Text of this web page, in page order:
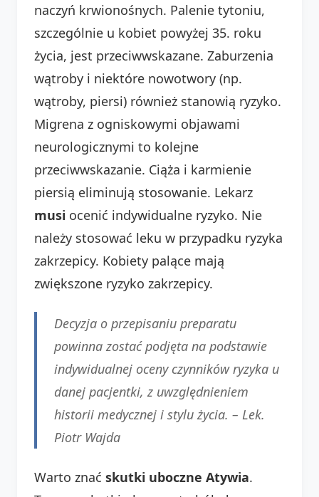
naczyń krwionośnych. Palenie tytoniu,
szczególnie u kobiet powyżej 35. roku
życia, jest przeciwwskazane. Zaburzenia
wątroby i niektóre nowotwory (np.
wątroby, piersi) również stanowią ryzyko.
Migrena z ogniskowymi objawami
neurologicznymi to kolejne
przeciwwskazanie. Ciąża i karmienie
piersią eliminują stosowanie. Lekarz
musi ocenić indywidualne ryzyko. Nie
należy stosować leku w przypadku ryzyka
zakrzepicy. Kobiety palące mają
zwiększone ryzyko zakrzepicy.
Decyzja o przepisaniu preparatu
powinna zostać podjęta na podstawie
indywidualnej oceny czynników ryzyka u
danej pacjentki, z uwzględnieniem
historii medycznej i stylu życia. – Lek.
Piotr Wajda
Warto znać skutki uboczne Atywia.